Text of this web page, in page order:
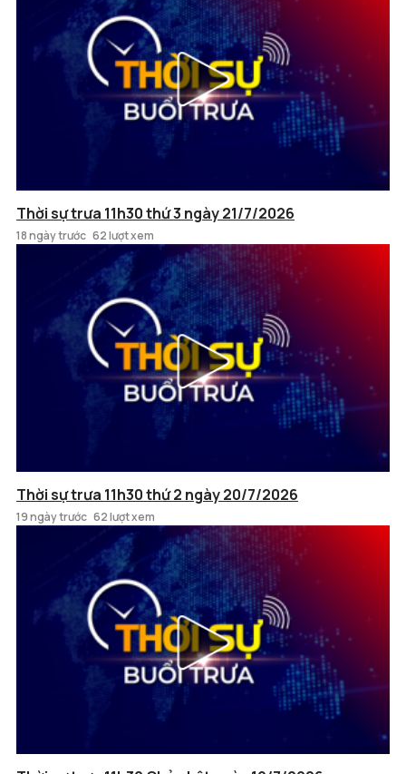
Thời sự trưa 11h30 thứ 3 ngày 21/7/2026
18 ngày trước 62 lượt xem
Thời sự trưa 11h30 thứ 2 ngày 20/7/2026
19 ngày trước 62 lượt xem